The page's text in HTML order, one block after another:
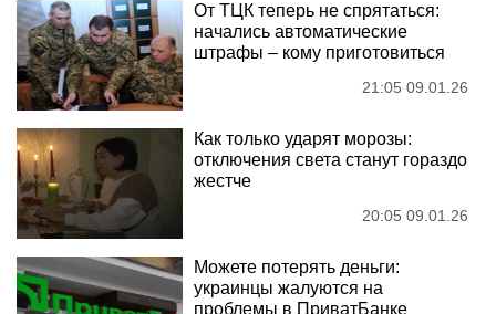
От ТЦК теперь не спрятаться:
начались автоматические
штрафы – кому приготовиться
21:05 09.01.26
Как только ударят морозы:
отключения света станут гораздо
жестче
20:05 09.01.26
Можете потерять деньги:
украинцы жалуются на
проблемы в ПриватБанке